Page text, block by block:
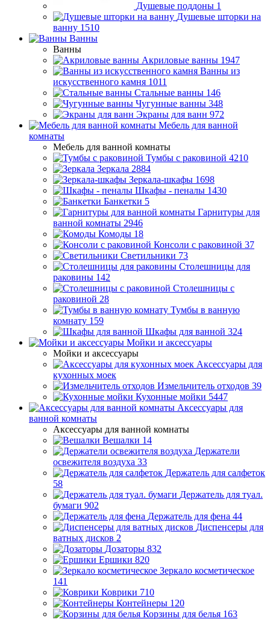
Душевые поддоны 1
Душевые шторки на
ванну 1510
Ванны
Ванны
Акриловые ванны 1947
Ванны из
искусственного камня 1011
Стальные ванны 146
Чугунные ванны 348
Экраны для ванн 972
Мебель для ванной
комнаты
Мебель для ванной комнаты
Тумбы с раковиной 4210
Зеркала 2884
Зеркала-шкафы 1698
Шкафы - пеналы 1430
Банкетки 5
Гарнитуры для
ванной комнаты 2946
Комоды 18
Консоли с раковиной 37
Светильники 73
Столешницы для
раковины 142
Столешницы с
раковиной 28
Тумбы в ванную
комнату 159
Шкафы для ванной 324
Мойки и аксессуары
Мойки и аксессуары
Аксессуары для
кухонных моек
Измельчитель отходов 39
Кухонные мойки 5447
Аксессуары для
ванной комнаты
Аксессуары для ванной комнаты
Вешалки 14
Держатели
освежителя воздуха 33
Держатель для салфеток
58
Держатель для туал.
бумаги 902
Держатель для фена 44
Диспенсеры для
ватных дисков 2
Дозаторы 832
Ершики 820
Зеркало косметическое
141
Коврики 710
Контейнеры 120
Корзины для белья 163